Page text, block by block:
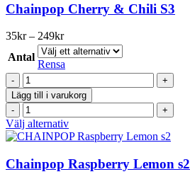
Chainpop Cherry & Chili S3
35kr – 249krPrisintervall:
35kr
till
249kr
Antal
Rensa
Chainpop
Cherry
&
Chili
S3
mängd
Lägg till i varukorg
Chainpop
Cherry
&
S3
mängd
Välj alternativDen
här
har
flera
Chainpop Raspberry Lemon s2